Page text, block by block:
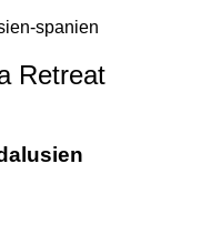
Retreat